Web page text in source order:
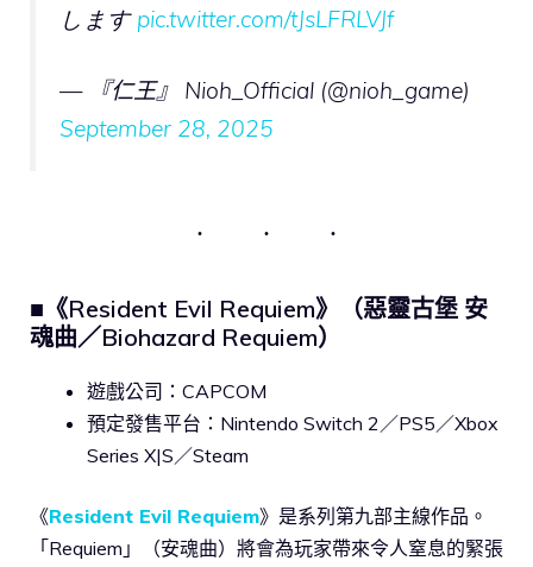
します pic.twitter.com/tJsLFRLVJf
— 『仁王』 Nioh_Official (@nioh_game)
September 28, 2025
■《Resident Evil Requiem》（惡靈古堡 安
魂曲／Biohazard Requiem）
遊戲公司：CAPCOM
預定發售平台：Nintendo Switch 2／PS5／Xbox
Series X|S／Steam
《Resident Evil Requiem》是系列第九部主線作品。
「Requiem」（安魂曲）將會為玩家帶來令人窒息的緊張